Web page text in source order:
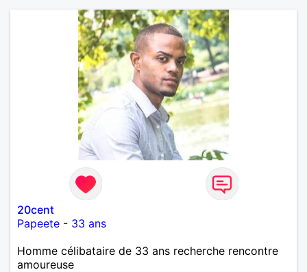
apprécies les conversations sincères, les fous rires
et les personnes qui savent ce qu'elles veulent,
n'hésite pas à venir discuter. Au plaisir de faire
connaissance !
20cent
Papeete - 33 ans
Homme célibataire de 33 ans recherche rencontre
amoureuse